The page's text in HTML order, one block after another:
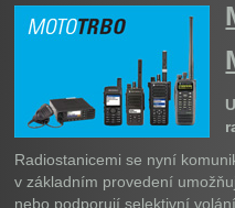
Radiostanicemi se nyní
v základním provedení
nebo podporují selektivní